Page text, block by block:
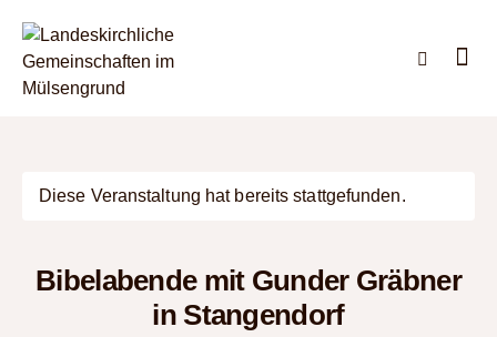
Diese Veranstaltung hat bereits stattgefunden.
Bibelabende mit Gunder Gräbner
in Stangendorf